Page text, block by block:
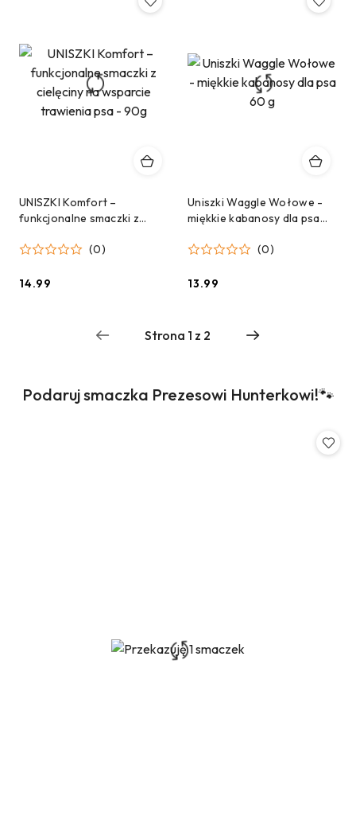
UNISZKI Komfort –
funkcjonalne smaczki z
trawienia psa - 90g
(0)
Cena:
14.99
Uniszki Waggle Wołowe -
miękkie kabanosy dla psa
(0)
Cena:
13.99
Pomiń karuzelę produktów
Produkty
Podaruj smaczka Prezesowi Hunterkowi!🐾